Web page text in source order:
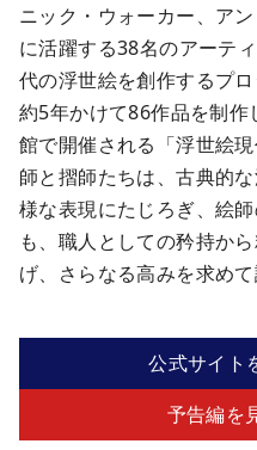
ニック・ウォーカー、ア
に活躍する38名のアーテ
代の浮世絵を創作するプ
約5年かけて86作品を制
館で開催される「浮世絵
師と摺師たちは、古典的
様な表現にたじろぎ、絵
も、職人としての矜持か
げ、さらなる高みを求めて
公式サイト
予告編を